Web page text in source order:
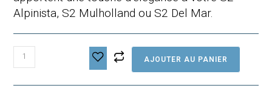
Alpinista, S2 Mulholland ou S2 Del Mar.
mains
AJOUTER AU PANIER